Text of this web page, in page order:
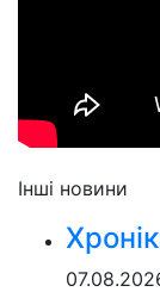
Інші новини